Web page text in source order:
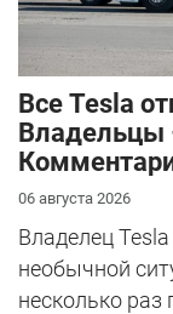
Все Tesla
Владельцы
06 августа 2026
Владелец
необычной
несколько раз